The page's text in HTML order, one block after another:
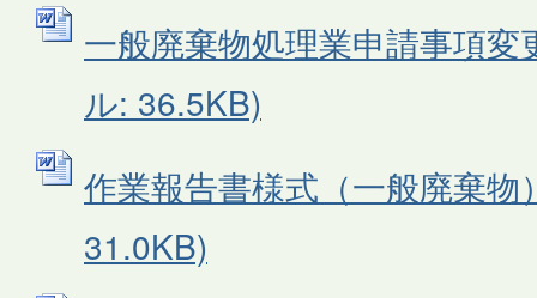
一般廃棄物処理業申請事項
ル: 36.5KB)
作業報告書様式（一般廃棄
31.0KB)